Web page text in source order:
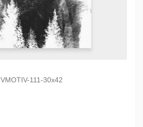
VMOTIV-111-30x42